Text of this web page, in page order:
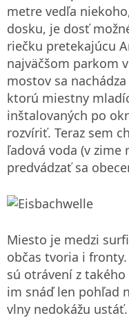
metre vedľa
dosku, je dosť
riečku pretekajúcu
najväčšom parkom
mostov sa
ktorú miestny
inštalovaných po
rozvíriť. Teraz sem
ľadová voda (v zime
predvádzať sa
Miesto je medzi
občas tvoria i
sú otrávení z
im snáď len pohľad
vlny nedokážu ustáť.